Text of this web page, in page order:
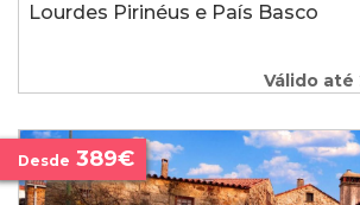
Lourdes Pirinéus e País Basco
Válido até
Desde 389€